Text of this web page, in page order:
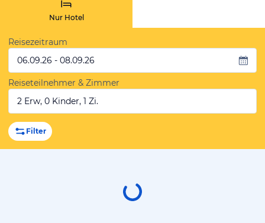
Nur Hotel
Reisezeitraum
06.09.26 - 08.09.26
Reiseteilnehmer & Zimmer
2 Erw, 0 Kinder, 1 Zi.
Filter